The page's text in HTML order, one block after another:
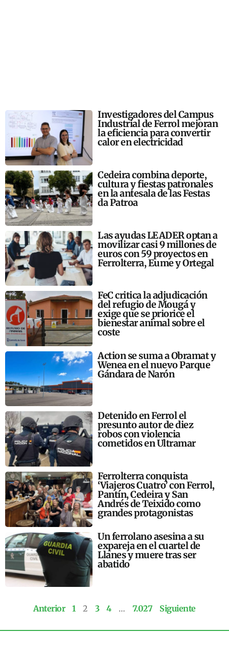
Investigadores del Campus
Industrial de Ferrol mejoran
la eficiencia para convertir
calor en electricidad
Cedeira combina deporte,
cultura y fiestas patronales
en la antesala de las Festas
da Patroa
Las ayudas LEADER optan a
movilizar casi 9 millones de
euros con 59 proyectos en
Ferrolterra, Eume y Ortegal
FeC critica la adjudicación
del refugio de Mougá y
exige que se priorice el
bienestar animal sobre el
coste
Action se suma a Obramat y
Wenea en el nuevo Parque
Gándara de Narón
Detenido en Ferrol el
presunto autor de diez
robos con violencia
cometidos en Ultramar
Ferrolterra conquista
‘Viajeros Cuatro’ con Ferrol,
Pantín, Cedeira y San
Andrés de Teixido como
grandes protagonistas
Un ferrolano asesina a su
expareja en el cuartel de
Llanes y muere tras ser
abatido
Anterior 1 2 3 4 … 7.027 Siguiente